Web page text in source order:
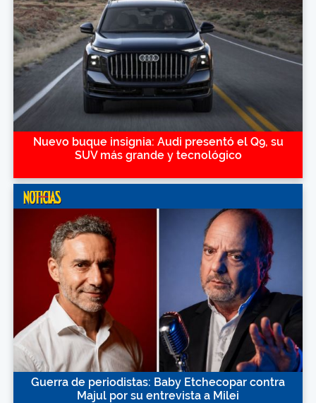
Nuevo buque insignia: Audi presentó el Q9, su
SUV más grande y tecnológico
Guerra de periodistas: Baby Etchecopar contra
Majul por su entrevista a Milei